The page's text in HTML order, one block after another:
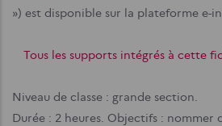
») est disponible sur la plateforme e-
Tous les supports intégrés à cette
Niveau de classe : grande section.
Durée : 2 heures. Objectifs : nommer